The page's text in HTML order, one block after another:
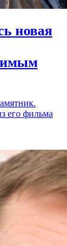
новая
его фильма